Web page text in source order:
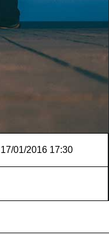
17/01/2016 17:30